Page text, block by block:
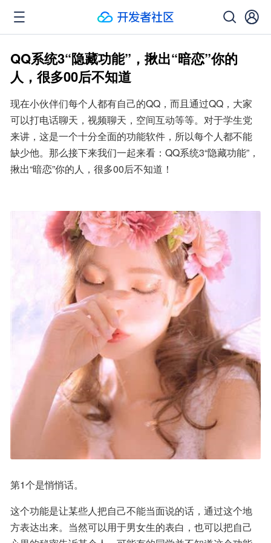
QQ系统3“隐藏功能”，揪出“暗恋”你的
人，很多00后不知道
现在小伙伴们每个人都有自己的QQ，而且通过QQ，大家
可以打电话聊天，视频聊天，空间互动等等。对于学生党
来讲，这是一个十分全面的功能软件，所以每个人都不能
缺少他。那么接下来我们一起来看：QQ系统3“隐藏功能”，
揪出“暗恋”你的人，很多00后不知道！
第1个是悄悄话。
这个功能是让某些人把自己不能当面说的话，通过这个地
方表达出来。当然可以用于男女生的表白，也可以把自己